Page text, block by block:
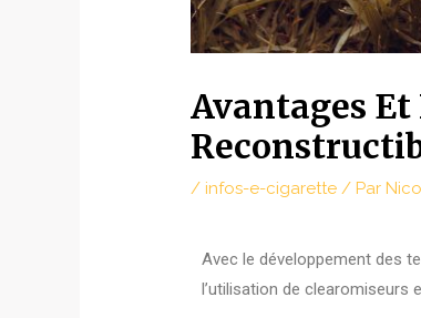
Avantages
/ infos-e-cigarette / Par Nico
Avec le développement des
l’utilisation de